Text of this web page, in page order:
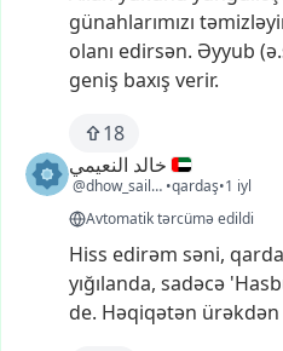
günahlarımızı
olanı edirsən. Əyyub
geniş baxış verir.
18
خالد النعيمي
@dhow_sailor3
•qardaş•1 iyl
Avtomatik tərcümə edildi
Hiss edirəm səni,
yığılanda, sadəcə
de. Həqiqətən ürəkdən